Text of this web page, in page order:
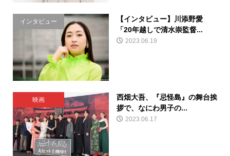
インタビュー
【インタビュー】川添野愛
「20年越しで清水崇監督...
2023.06.19
映画
西畑大吾、『忌怪島』の舞台挨
拶で、なにわ男子の...
2023.06.17